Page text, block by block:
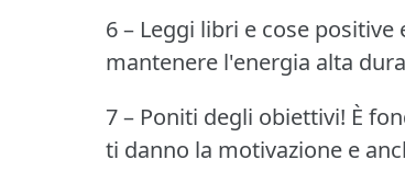
6 – Leggi libri e cose
mantenere l'energia alta
7 – Poniti degli obiettivi! È
ti danno la motivazione e